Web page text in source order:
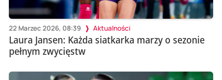
22 Marzec 2026, 08:39 Aktualności
Laura Jansen: Każda siatkarka marzy o sezonie
pełnym zwycięstw